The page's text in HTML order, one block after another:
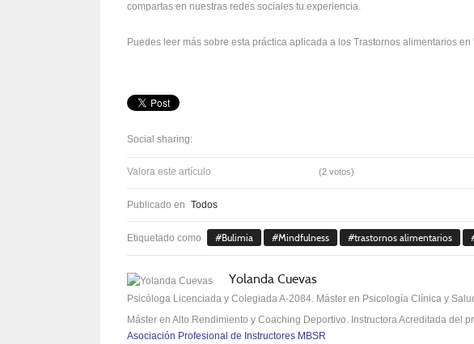
compartas en nuestras redes sociales tu experiencia.
Puedes leer más sobre esta práctica aplicada a los Trastornos alimentarios en
Social sharing:
Valora este artículo (2 votos)
Publicado en Todos
Etiquetado como Bulimia Mindfulness trastornos alimentarios
Yolanda Cuevas
Psicóloga Licenciada y Colegiada A-2084. Máster en Psicología Clínica y
Máster en Alto Rendimiento y Coaching Deportivo. Instructora Acreditada del
Asociación Profesional de Instructores MBSR